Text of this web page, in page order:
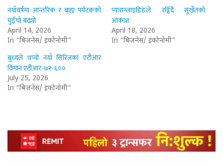
नयाँवर्षमा आन्तरिक र बाह्य पर्यटकको
घुइँचो बढ्यो
April 14, 2026
In "बिजनेस/ इकोनोमी"
प्याराग्लाइडिङले रङ्गिँदै सुर्खेतको
आकाश
April 18, 2026
In "बिजनेस/ इकोनोमी"
बुध्दले थप्यो नयाँ सिरिजका एटीआर
विमान एटीआर-७२-६००
July 25, 2026
In "बिजनेस/ इकोनोमी"